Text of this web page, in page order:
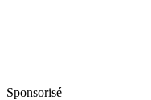
Sponsorisé